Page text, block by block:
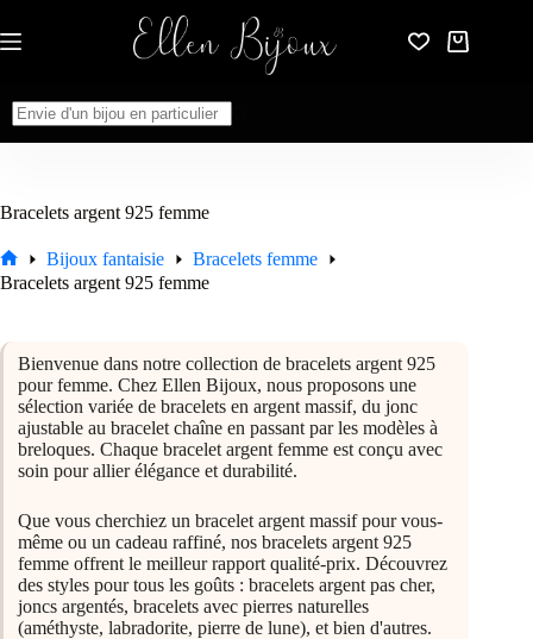
au
contenu
Panier
Bracelets argent 925 femme
Accueil
Bijoux fantaisie
Bracelets femme
Bracelets argent 925 femme
Bienvenue dans notre collection de bracelets argent 925
pour femme. Chez Ellen Bijoux, nous proposons une
sélection variée de bracelets en argent massif, du jonc
ajustable au bracelet chaîne en passant par les modèles à
breloques. Chaque bracelet argent femme est conçu avec
soin pour allier élégance et durabilité.
Que vous cherchiez un bracelet argent massif pour vous-
même ou un cadeau raffiné, nos bracelets argent 925
femme offrent le meilleur rapport qualité-prix. Découvrez
des styles pour tous les goûts : bracelets argent pas cher,
joncs argentés, bracelets avec pierres naturelles
(améthyste, labradorite, pierre de lune), et bien d'autres.